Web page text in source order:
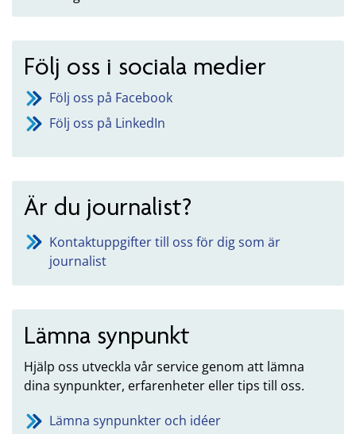
Följ oss i sociala medier
Följ oss på Facebook
Följ oss på LinkedIn
Är du journalist?
Kontaktuppgifter till oss för dig som är
journalist
Lämna synpunkt
Hjälp oss utveckla vår service genom att lämna
dina synpunkter, erfarenheter eller tips till oss.
Lämna synpunkter och idéer